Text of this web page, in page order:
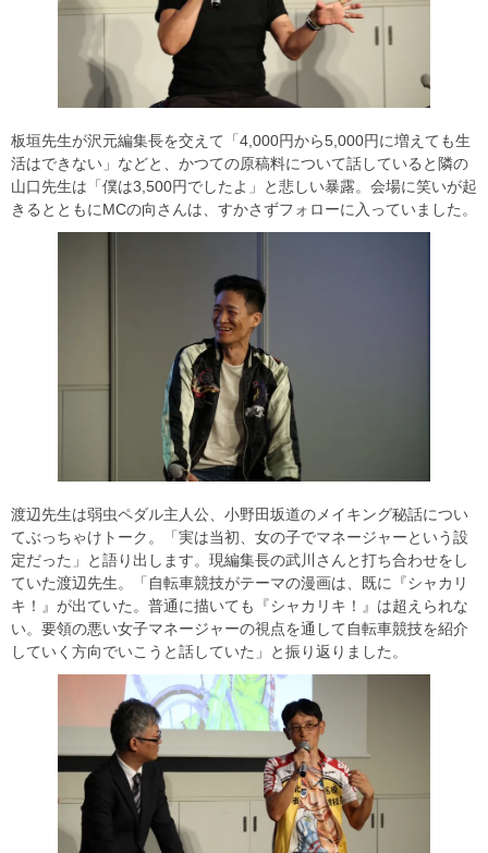
板垣先生が沢元編集長を交えて「4,000円から5,000円に増えても生
活はできない」などと、かつての原稿料について話していると隣の
山口先生は「僕は3,500円でしたよ」と悲しい暴露。会場に笑いが起
きるとともにMCの向さんは、すかさずフォローに入っていました。
渡辺先生は弱虫ペダル主人公、小野田坂道のメイキング秘話につい
てぶっちゃけトーク。「実は当初、女の子でマネージャーという設
定だった」と語り出します。現編集長の武川さんと打ち合わせをし
ていた渡辺先生。「自転車競技がテーマの漫画は、既に『シャカリ
キ！』が出ていた。普通に描いても『シャカリキ！』は超えられな
い。要領の悪い女子マネージャーの視点を通して自転車競技を紹介
していく方向でいこうと話していた」と振り返りました。